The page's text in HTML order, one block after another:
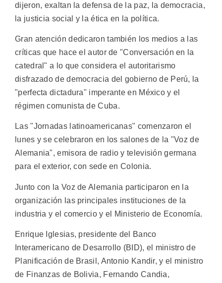
dijeron, exaltan la defensa de la paz, la democracia,
la justicia social y la ética en la política.
Gran atención dedicaron también los medios a las
críticas que hace el autor de "Conversación en la
catedral" a lo que considera el autoritarismo
disfrazado de democracia del gobierno de Perú, la
"perfecta dictadura" imperante en México y el
régimen comunista de Cuba.
Las "Jornadas latinoamericanas" comenzaron el
lunes y se celebraron en los salones de la "Voz de
Alemania", emisora de radio y televisión germana
para el exterior, con sede en Colonia.
Junto con la Voz de Alemania participaron en la
organización las principales instituciones de la
industria y el comercio y el Ministerio de Economía.
Enrique Iglesias, presidente del Banco
Interamericano de Desarrollo (BID), el ministro de
Planificación de Brasil, Antonio Kandir, y el ministro
de Finanzas de Bolivia, Fernando Candia,